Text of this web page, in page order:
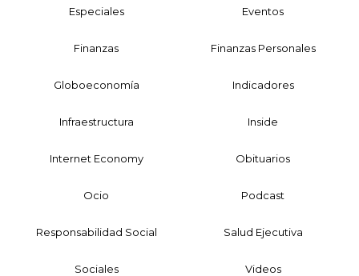
Especiales Eventos
Finanzas Finanzas Personales
Globoeconomía Indicadores
Infraestructura Inside
Internet Economy Obituarios
Ocio Podcast
Responsabilidad Social Salud Ejecutiva
Sociales Videos